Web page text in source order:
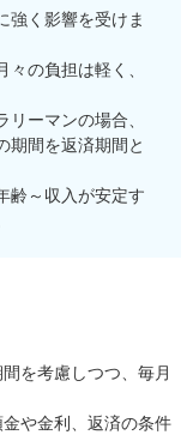
強く影響を受けま
の負担は軽く、
ーマンの場合、
期間を返済期間と
齢～収入が安定す
を考慮しつつ、毎月
や金利、返済の条件